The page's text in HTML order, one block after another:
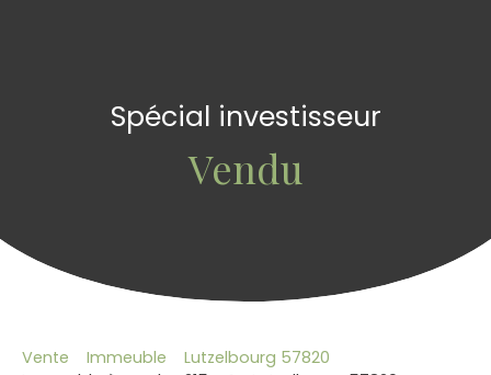
Spécial investisseur
Vendu
Vente Immeuble
Lutzelbourg 57820